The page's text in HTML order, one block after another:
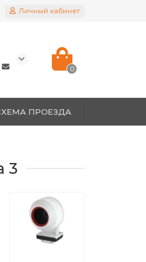
Личный кабинет
0
ПРОЕЗДА
3